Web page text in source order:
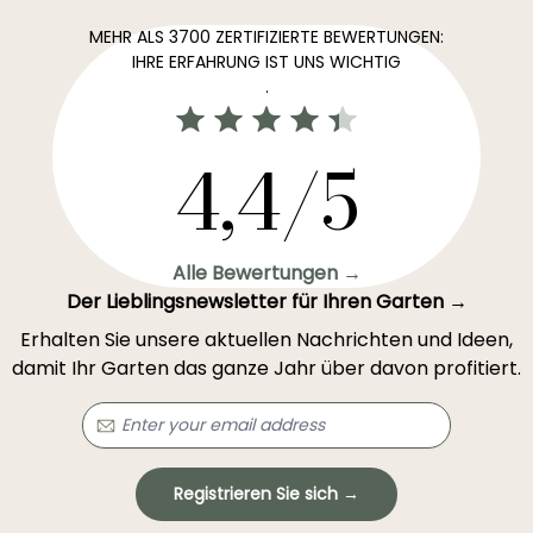
MEHR ALS 3700 ZERTIFIZIERTE BEWERTUNGEN:
IHRE ERFAHRUNG IST UNS WICHTIG
.
4,4/5
Alle Bewertungen →
Der Lieblingsnewsletter für Ihren Garten →
Erhalten Sie unsere aktuellen Nachrichten und Ideen,
damit Ihr Garten das ganze Jahr über davon profitiert.
Registrieren Sie sich →